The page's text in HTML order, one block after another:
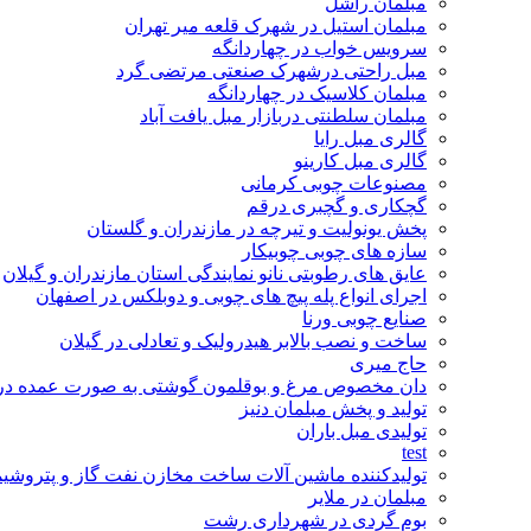
مبلمان استیل در شهرک قلعه میر تهران
سرویس خواب در چهاردانگه
مبل راحتی درشهرک صنعتی مرتضی گرد
مبلمان کلاسیک در چهاردانگه
مبلمان سلطنتی دربازار مبل یافت آباد
گالری مبل رایا
گالری مبل کارینو
مصنوعات چوبی کرمانی
گچکاری و گچبری درقم
پخش یونولیت و تیرچه در مازندران و گلستان
سازه های چوبی چوبیکار
عایق های رطوبتی نانو نمایندگی استان مازندران و گیلان
اجرای انواع پله پیچ های چوبی و دوبلکس در اصفهان
صنایع چوبی ورنا
ساخت و نصب بالابر هیدرولیک و تعادلی در گیلان
حاج میری
دان مخصوص مرغ و بوقلمون گوشتی به صورت عمده در
تولید و پخش مبلمان دنیز
تولیدی مبل باران
test
تولیدکننده ماشین آلات ساخت مخازن نفت گاز و
مبلمان در ملایر
بوم گردی در شهرداری رشت